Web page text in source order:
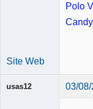
Polo
Site Web
usas12 03/